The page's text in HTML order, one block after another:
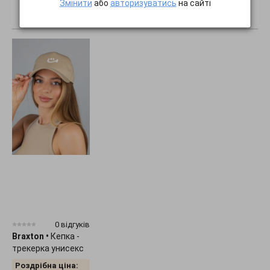
0 відгуків
Braxton • Кепка -
трекерка унисекс
"Smile" 1536
Роздрібна ціна:
Змінити або авторизуватись на сайті